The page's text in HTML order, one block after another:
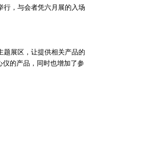
行，与会者凭六月展的入场
题展区，让提供相关产品的
的产品，同时也增加了参